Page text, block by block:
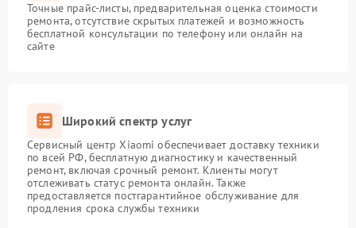
Точные прайс-листы, предварительная оценка стоимости
ремонта, отсутствие скрытых платежей и возможность
бесплатной консультации по телефону или онлайн на
сайте
Широкий спектр услуг
Сервисный центр Xiaomi обеспечивает доставку техники
по всей РФ, бесплатную диагностику и качественный
ремонт, включая срочный ремонт. Клиенты могут
отслеживать статус ремонта онлайн. Также
предоставляется постгарантийное обслуживание для
продления срока службы техники